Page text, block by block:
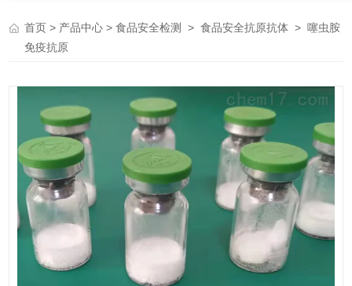
首页 > 产品中心 >食品安全检测 >食品安全抗原抗体 > 噻虫胺
免疫抗原